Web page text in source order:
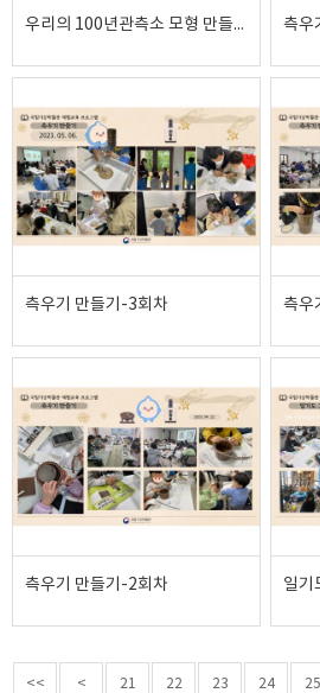
우리의 100년관측소 모형 만들기-1회차 측우
측우기 만들기-3회차 측우
측우기 만들기-2회차 일기
<< < 21 22 23 24 25